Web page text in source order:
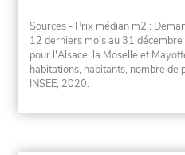
Sources - Prix médian m2 :
12 derniers mois au 31
pour l'Alsace, la Moselle et
habitations, habitants, nombre de
INSEE, 2020.